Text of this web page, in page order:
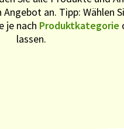
an. Tipp: Wählen
je nach Produktkategorie
lassen.